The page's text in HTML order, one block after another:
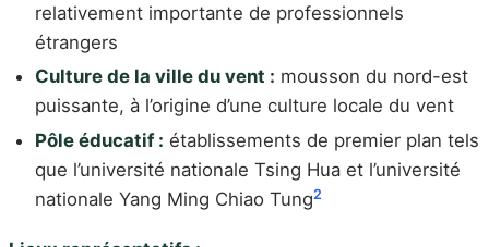
relativement importante de professionnels
étrangers
Culture de la ville du vent : mousson du nord-est
puissante, à l’origine d’une culture locale du vent
Pôle éducatif : établissements de premier plan tels
que l’université nationale Tsing Hua et l’université
nationale Yang Ming Chiao Tung2